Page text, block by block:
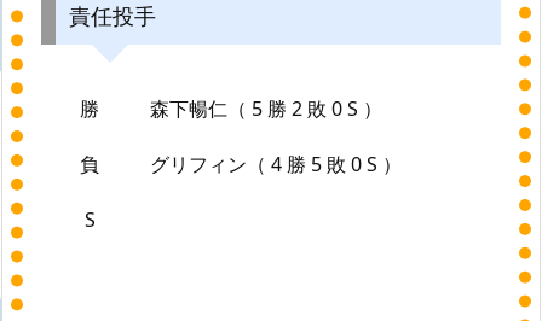
責任投手
勝 森下暢仁（ 5 勝 2 敗 0 S ）
負 グリフィン（ 4 勝 5 敗 0 S ）
S